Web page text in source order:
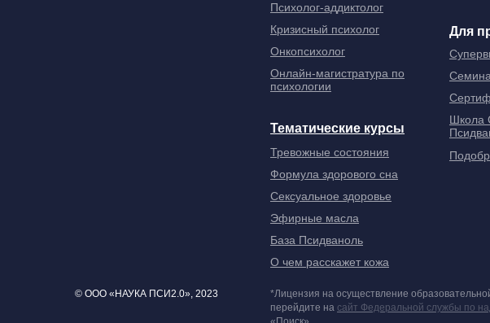
*Лицензия на осуществление
перейдите на сайт Федеральной службы по
© ООО «НАУКА ПСИ2.0», 2023
Кризисный психолог
Психолог-аддиктолог
Для
Школа
Тревожные состояния
Формула здорового сна
Тематические курсы
Сексуальное здоровье
Эфирные масла
База Псидваноль
О чем расскажет кожа
Онкопсихолог
Онлайн-магистратура по
психологии